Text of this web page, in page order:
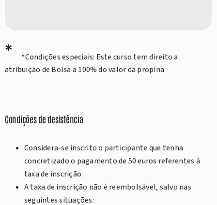
*
*Condições especiais: Este curso tem direito a
atribuição de Bolsa a 100% do valor da propina
Condições de desistência
Considera-se inscrito o participante que tenha
concretizado o pagamento de 50 euros referentes à
taxa de inscrição.
A taxa de inscrição não é reembolsável, salvo nas
seguintes situações: